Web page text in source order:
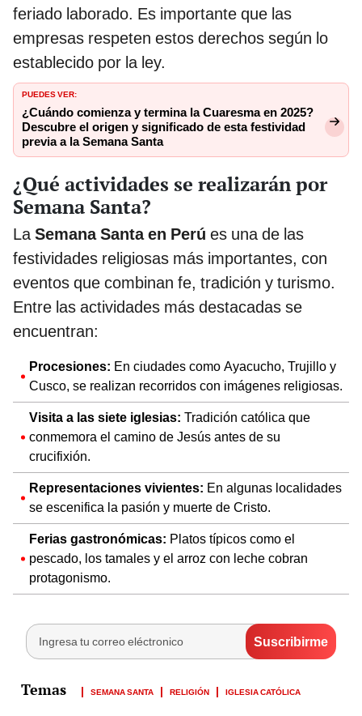
feriado laborado. Es importante que las
empresas respeten estos derechos según lo
establecido por la ley.
PUEDES VER:
¿Cuándo comienza y termina la Cuaresma en 2025?
Descubre el origen y significado de esta festividad
previa a la Semana Santa
¿Qué actividades se realizarán por
Semana Santa?
LaSemana Santa en Perú es una de las
festividades religiosas más importantes, con
eventos que combinan fe, tradición y turismo.
Entre las actividades más destacadas se
encuentran:
Procesiones: En ciudades como Ayacucho, Trujillo y
Cusco, se realizan recorridos con imágenes religiosas.
Visita a las siete iglesias: Tradición católica que
conmemora el camino de Jesús antes de su
crucifixión.
Representaciones vivientes: En algunas localidades
se escenifica la pasión y muerte de Cristo.
Ferias gastronómicas: Platos típicos como el
pescado, los tamales y el arroz con leche cobran
protagonismo.
SEMANA SANTA RELIGIÓN IGLESIA CATÓLICA